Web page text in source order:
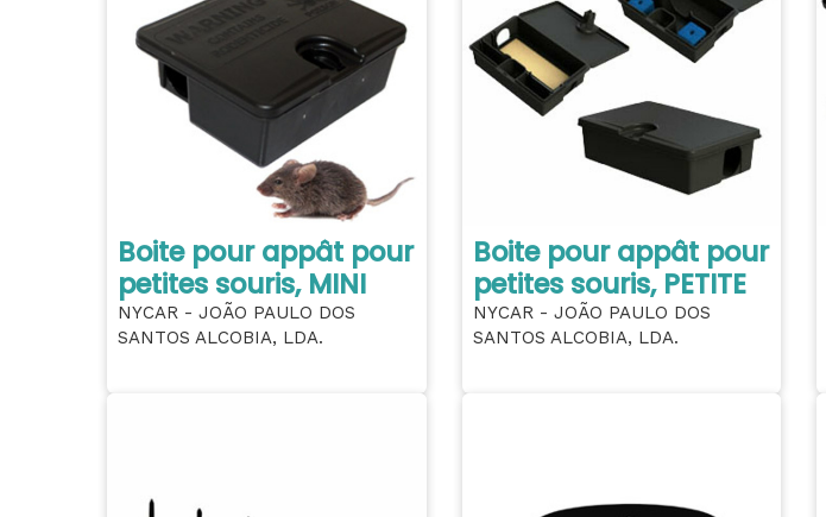
Boite pour appât pour
petites souris, MINI
NYCAR - JOÃO PAULO DOS
SANTOS ALCOBIA, LDA.
Boite pour appât pour
petites souris, PETITE
NYCAR - JOÃO PAULO DOS
SANTOS ALCOBIA, LDA.